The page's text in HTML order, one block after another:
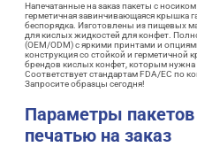
Напечатанные на заказ пакеты с
герметичная завинчивающаяся крышка
беспорядка. Изготовлены из пищевых
для кислых жидкостей для конфет.
(OEM/ODM) с яркими принтами и
конструкция со стойкой и
брендов кислых конфет, которым нужна
Соответствует стандартам FDA/EC по
Запросите образцы сегодня!
Параметры пакетов
печатью на заказ